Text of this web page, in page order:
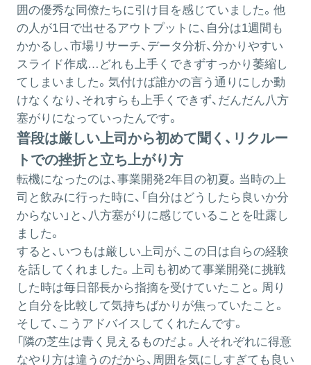
囲の優秀な同僚たちに引け目を感じていました。他
の人が1日で出せるアウトプットに、自分は1週間も
かかるし、市場リサーチ、データ分析、分かりやすい
スライド作成…どれも上手くできずすっかり萎縮し
てしまいました。気付けば誰かの言う通りにしか動
けなくなり、それすらも上手くできず、だんだん八方
塞がりになっていったんです。
普段は厳しい上司から初めて聞く、リクルー
トでの挫折と立ち上がり方
転機になったのは、事業開発2年目の初夏。当時の上
司と飲みに行った時に、「自分はどうしたら良いか分
からない」と、八方塞がりに感じていることを吐露し
ました。
すると、いつもは厳しい上司が、この日は自らの経験
を話してくれました。上司も初めて事業開発に挑戦
した時は毎日部長から指摘を受けていたこと。周り
と自分を比較して気持ちばかりが焦っていたこと。
そして、こうアドバイスしてくれたんです。
「隣の芝生は青く見えるものだよ。人それぞれに得意
なやり方は違うのだから、周囲を気にしすぎても良い